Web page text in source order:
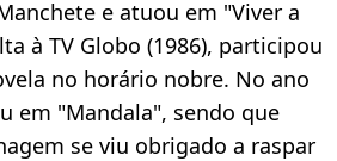
e atuou em "Viver a
à TV Globo (1986), participou
no horário nobre. No ano
em "Mandala", sendo que
se viu obrigado a raspar